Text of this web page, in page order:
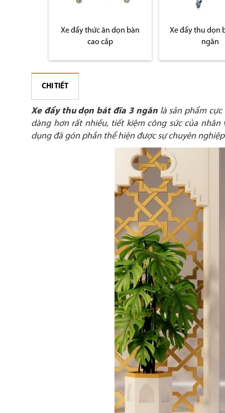
Xe đẩy thức ăn dọn bàn
cao cấp
Xe đẩy thu dọn
ngăn
CHI TIẾT
Xe đẩy thu dọn bát đĩa 3 ngănlà sản phẩm cực
dàng hơn rất nhiều, tiết kiệm công sức của
dụng đã gón phần thể hiện được sự chuyên